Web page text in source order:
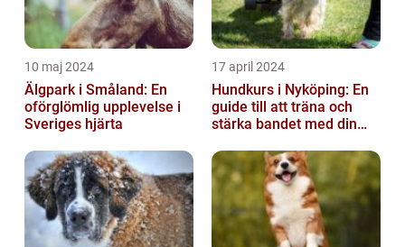
10 maj 2024
Älgpark i Småland: En
oförglömlig upplevelse i
Sveriges hjärta
17 april 2024
Hundkurs i Nyköping: En
guide till att träna och
stärka bandet med din